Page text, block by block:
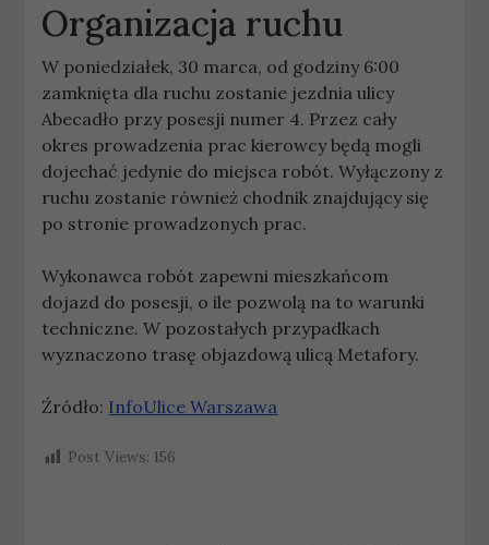
Organizacja ruchu
W poniedziałek, 30 marca, od godziny 6:00
zamknięta dla ruchu zostanie jezdnia ulicy
Abecadło przy posesji numer 4. Przez cały
okres prowadzenia prac kierowcy będą mogli
dojechać jedynie do miejsca robót. Wyłączony z
ruchu zostanie również chodnik znajdujący się
po stronie prowadzonych prac.
Wykonawca robót zapewni mieszkańcom
dojazd do posesji, o ile pozwolą na to warunki
techniczne. W pozostałych przypadkach
wyznaczono trasę objazdową ulicą Metafory.
Źródło: InfoUlice Warszawa
Post Views: 156